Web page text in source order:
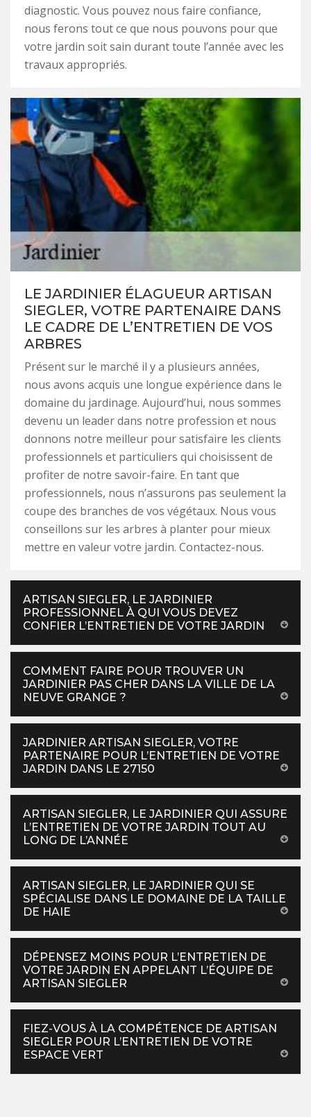
diagnostic. Vous pouvez nous faire confiance,
nous ferons tout ce que nous pouvons pour que
votre jardin soit sain durant toute l’année avec les
travaux appropriés.
LE JARDINIER ÉLAGUEUR ARTISAN
SIEGLER, VOTRE PARTENAIRE DANS
LE CADRE DE L’ENTRETIEN DE VOS
ARBRES
Présent sur le marché il y a plusieurs années,
nous avons acquis une longue expérience dans le
domaine du jardinage. Aujourd’hui, nous sommes
devenu un leader dans notre profession et nous
donnons notre meilleur pour satisfaire les clients
professionnels et particuliers qui choisissent de
profiter de notre savoir-faire. En tant que
professionnels, nous n’assurons pas seulement la
coupe des branches de vos végétaux. Nous vous
conseillons sur les arbres à planter pour mieux
mettre en valeur votre jardin. Contactez-nous.
ARTISAN SIEGLER, LE JARDINIER
PROFESSIONNEL À QUI VOUS DEVEZ
CONFIER L’ENTRETIEN DE VOTRE JARDIN
COMMENT FAIRE POUR TROUVER UN
JARDINIER PAS CHER DANS LA VILLE DE LA
NEUVE GRANGE ?
JARDINIER ARTISAN SIEGLER, VOTRE
PARTENAIRE POUR L’ENTRETIEN DE VOTRE
JARDIN DANS LE 27150
ARTISAN SIEGLER, LE JARDINIER QUI ASSURE
L’ENTRETIEN DE VOTRE JARDIN TOUT AU
LONG DE L’ANNÉE
ARTISAN SIEGLER, LE JARDINIER QUI SE
SPÉCIALISE DANS LE DOMAINE DE LA TAILLE
DE HAIE
DÉPENSEZ MOINS POUR L’ENTRETIEN DE
VOTRE JARDIN EN APPELANT L’ÉQUIPE DE
ARTISAN SIEGLER
FIEZ-VOUS À LA COMPÉTENCE DE ARTISAN
SIEGLER POUR L’ENTRETIEN DE VOTRE
ESPACE VERT